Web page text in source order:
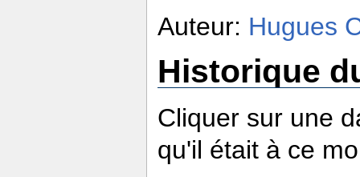
Auteur: Hugues
Historique
Cliquer sur une
qu'il était à ce